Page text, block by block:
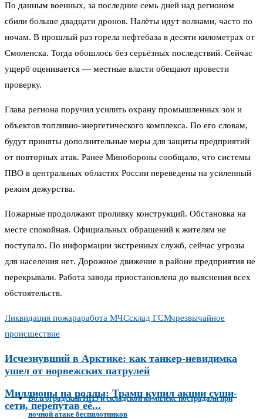
По данным военных, за последние семь дней над регионом
сбили больше двадцати дронов. Налёты идут волнами, часто по
ночам. В прошлый раз горела нефтебаза в десяти километрах от
Смоленска. Тогда обошлось без серьёзных последствий. Сейчас
ущерб оценивается — местные власти обещают провести
проверку.
Глава региона поручил усилить охрану промышленных зон и
объектов топливно-энергетического комплекса. По его словам,
будут приняты дополнительные меры для защиты предприятий
от повторных атак. Ранее Минобороны сообщало, что системы
ПВО в центральных областях России переведены на усиленный
режим дежурства.
Пожарные продолжают проливку конструкций. Обстановка на
месте спокойная. Официальных обращений к жителям не
поступало. По информации экстренных служб, сейчас угрозы
для населения нет. Дорожное движение в районе предприятия не
перекрывали. Работа завода приостановлена до выяснения всех
обстоятельств.
Ликвидация пожараработа МЧСсклад ГСМчрезвычайное
происшествие
Исчезнувший в Арктике: как танкер-невидимка
ушел от норвежских патрулей
Миллионы на роллы: Трамп купил акции суши-
сети, перепутав её...
Волгоградский НПЗ и складской комплекс пострадали при
ночной атаке беспилотников